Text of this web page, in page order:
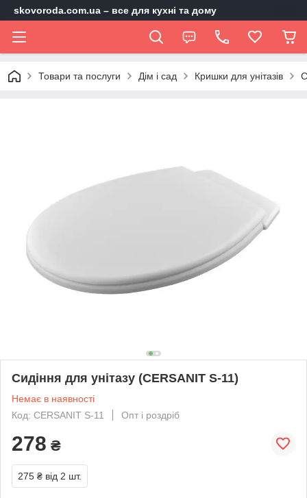
skovoroda.com.ua – все для кухні та дому
Товари та послуги Дім і сад Кришки для унітазів
Сидіння для унітазу (CERSANIT S-11)
Немає в наявності
Код: CERSANIT S-11
Опт і роздріб
278 ₴
275 ₴ від 2 шт.